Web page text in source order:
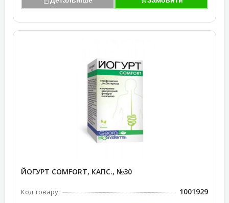
ЙОГУРТ COMFORT, КАПС., №30
Код товару: 1001929